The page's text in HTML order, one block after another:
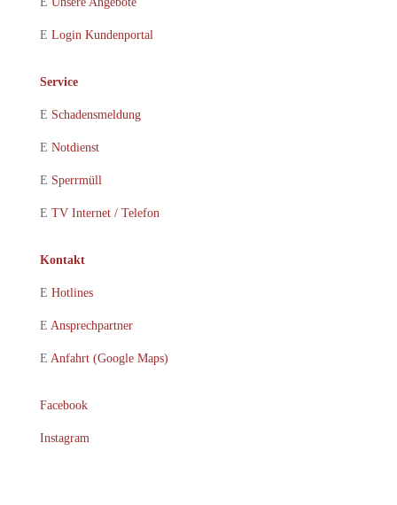
E Login Kundenportal
Service
E Schadensmeldung
E Notdienst
E Sperrmüll
E TV Internet / Telefon
Kontakt
E Hotlines
E Ansprechpartner
E Anfahrt (Google Maps)
Facebook
Instagram